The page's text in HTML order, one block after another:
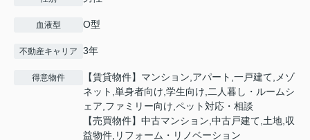
血液型 O型
不動産キャリア 3年
得意物件
【賃貸物件】マンション,アパート,一戸建て,メゾ
ネット,単身者向け,学生向け,二人暮し・ルームシ
ェア,ファミリー向け,ペット対応・相談
【売買物件】中古マンション,中古戸建て,土地,収
益物件,リフォーム・リノベーション